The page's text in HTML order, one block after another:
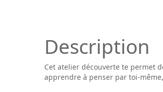
Description
Cet atelier découverte te permet
apprendre à penser par toi-